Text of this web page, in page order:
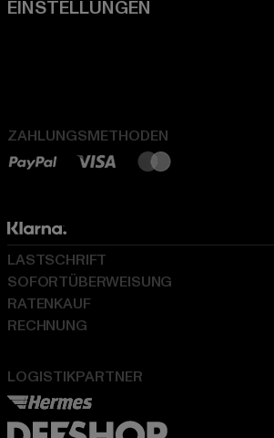
ZAHLUNGSMETHODEN
LOGISTIKPARTNER
LASTSCHRIFT
SOFORTÜBERWEISUNG
RATENKAUF
RECHNUNG